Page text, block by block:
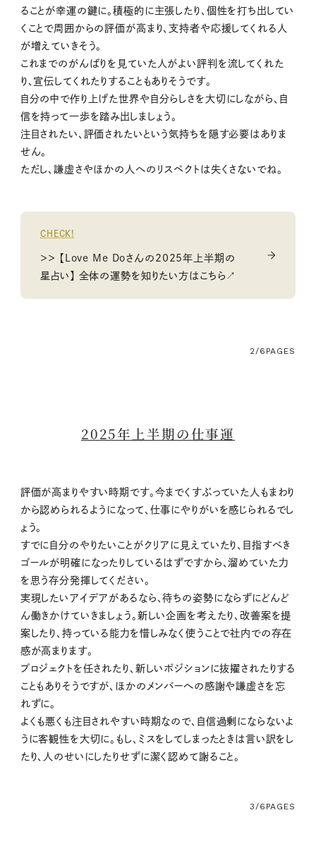
ることが幸運の鍵に。積極的に主張したり、個性を打ち出してい
くことで周囲からの評価が高まり、支持者や応援してくれる人
が増えていきそう。
これまでのがんばりを見ていた人がよい評判を流してくれた
り、宣伝してくれたりすることもありそうです。
自分の中で作り上げた世界や自分らしさを大切にしながら、自
信を持って一歩を踏み出しましょう。
注目されたい、評価されたいという気持ちを隠す必要はありま
せん。
ただし、謙虚さやほかの人へのリスペクトは失くさないでね。
CHECK!
＞＞ 【Love Me Doさんの2025年上半期の
星占い】 全体の運勢を知りたい方はこちら↗
2/6 PAGES
2025年上半期の仕事運
評価が高まりやすい時期です。今までくすぶっていた人もまわり
から認められるようになって、仕事にやりがいを感じられるでし
ょう。
すでに自分のやりたいことがクリアに見えていたり、目指すべき
ゴールが明確になったりしているはずですから、溜めていた力
を思う存分発揮してください。
実現したいアイデアがあるなら、待ちの姿勢にならずにどんど
ん働きかけていきましょう。新しい企画を考えたり、改善案を提
案したり、持っている能力を惜しみなく使うことで社内での存在
感が高まります。
プロジェクトを任されたり、新しいポジションに抜擢されたりする
こともありそうですが、ほかのメンバーへの感謝や謙虚さを忘
れずに。
よくも悪くも注目されやすい時期なので、自信過剰にならないよ
うに客観性を大切に。もし、ミスをしてしまったときは言い訳をし
たり、人のせいにしたりせずに潔く認めて謝ること。
3/6 PAGES